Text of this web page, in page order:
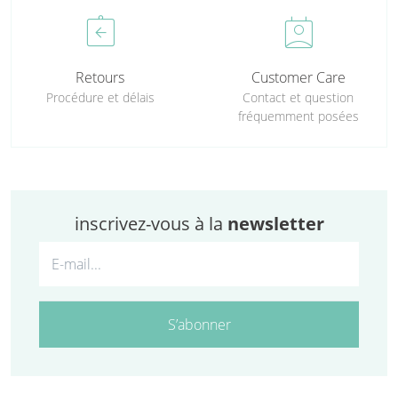
assignment_return
Retours
Procédure et délais
perm_contact_calendar
Customer Care
Contact et question
fréquemment posées
inscrivez-vous à la newsletter
S’abonner